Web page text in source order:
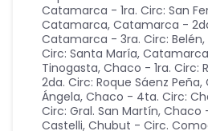
Catamarca - 1ra. Circ: San
Catamarca, Catamarca -
Catamarca - 3ra. Circ: Belén,
Circ: Santa María,
Tinogasta, Chaco - 1ra. Circ:
2da. Circ: Roque Sáenz Peña,
Ángela, Chaco - 4ta. Circ:
Circ: Gral. San Martín, Chaco
Castelli, Chubut - Circ.